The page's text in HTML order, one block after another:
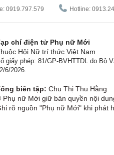
0919.797.579 Hotline:
chí điện tử Phụ nữ Mới
Hội Nữ trí thức Việt Nam
giấy phép: 81/GP-BVHTTDL do Bộ
6/2026.
biên tập: Chu Thị Thu Hằng
Phụ nữ Mới giữ bản quyền nội
rõ nguồn "Phụ nữ Mới" khi phát